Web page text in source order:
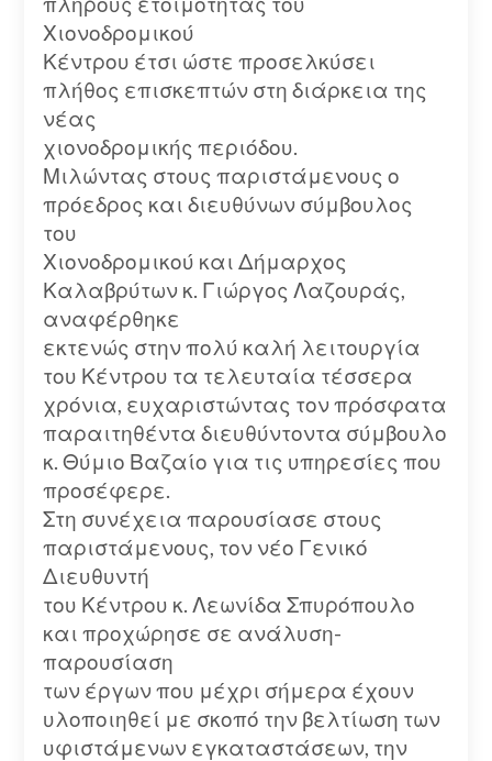
Χιονοδρομικού
Κέντρου έτσι ώστε προσελκύσει
πλήθος επισκεπτών στη διάρκεια της
νέας
χιονοδρομικής περιόδου.
Μιλώντας στους παριστάμενους ο
πρόεδρος και διευθύνων σύμβουλος
του
Χιονοδρομικού και Δήμαρχος
Καλαβρύτων κ. Γιώργος Λαζουράς,
αναφέρθηκε
εκτενώς στην πολύ καλή λειτουργία
του Κέντρου τα τελευταία τέσσερα
χρόνια, ευχαριστώντας τον πρόσφατα
παραιτηθέντα διευθύντοντα σύμβουλο
κ. Θύμιο Βαζαίο για τις υπηρεσίες που
προσέφερε.
Στη συνέχεια παρουσίασε στους
παριστάμενους, τον νέο Γενικό
Διευθυντή
του Κέντρου κ. Λεωνίδα Σπυρόπουλο
και προχώρησε σε ανάλυση-
παρουσίαση
των έργων που μέχρι σήμερα έχουν
υλοποιηθεί με σκοπό την βελτίωση των
υφιστάμενων εγκαταστάσεων, την